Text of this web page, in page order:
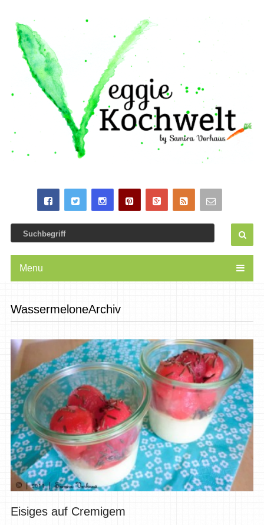
Menu
WassermeloneArchiv
Eisiges auf Cremigem